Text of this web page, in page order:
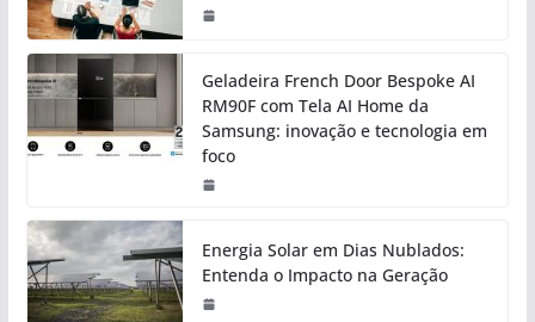
Geladeira French Door Bespoke AI
RM90F com Tela AI Home da
Samsung: inovação e tecnologia em
foco
Energia Solar em Dias Nublados:
Entenda o Impacto na Geração